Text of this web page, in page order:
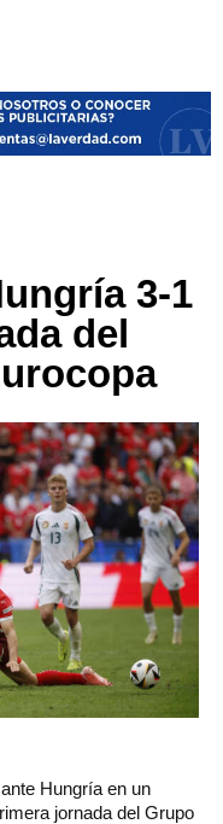
3-1
del
Hungría en un
jornada del Grupo